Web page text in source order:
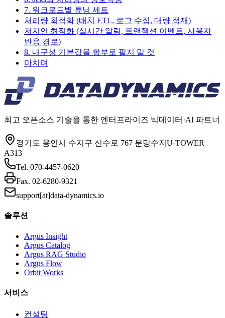
7. 워크로드별 튜닝 세트
처리량 최적화 (배치 ETL, 로그 수집, 대량 적재)
저지연 최적화 (실시간 알림, 트랜잭션 이벤트, 사용자
반응 경로)
8. 내구성 기본값을 함부로 팔지 말 것
마치며
최고 오픈소스 기술을 통한 엔터프라이즈 빅데이터·AI 파트너
경기도 용인시 수지구 신수로 767 분당수지U-TOWER
A313
Tel. 070-4457-0620
Fax. 02-6280-9321
support[at]data-dynamics.io
솔루션
Argus Insight
Argus Catalog
Argus RAG Studio
Argus Flow
Orbit Works
서비스
컨설팅